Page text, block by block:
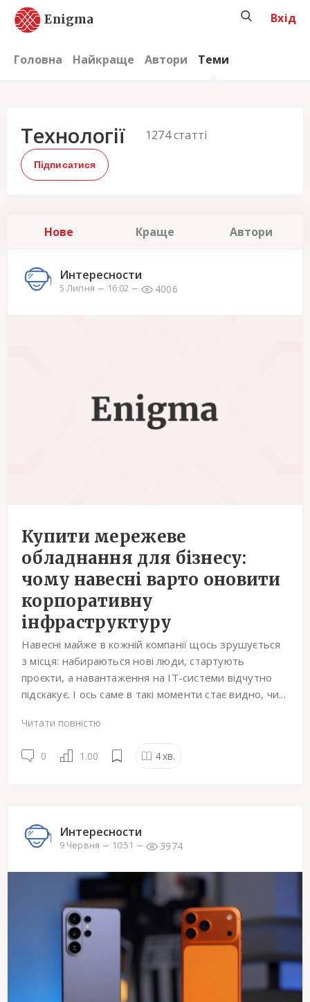
Enigma
Головна Найкраще Автори Теми
Вхід
Технології 1274статті
Підписатися
Нове Краще Автори
Интересности
5 Липня 16:02 4006
Купити мережеве
обладнання для бізнесу:
чому навесні варто оновити
корпоративну
інфраструктуру
Навесні майже в кожній компанії щось зрушується
з місця: набираються нові люди, стартують
проєкти, а навантаження на ІТ-системи відчутно
підскакує. І ось саме в такі моменти стає видно, чи...
Читати повністю
0 1.00 4хв.
Интересности
9 Червня 10:51 3974